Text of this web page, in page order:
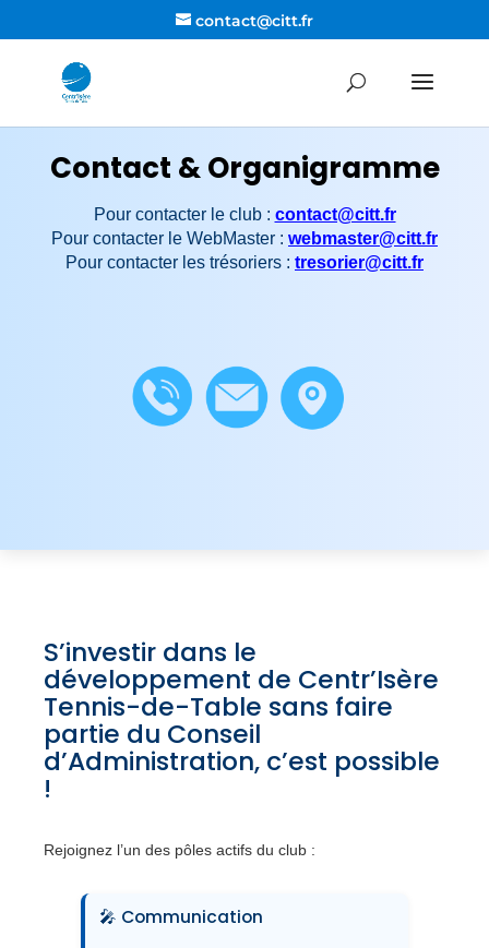
contact@citt.fr
Contact & Organigramme
Pour contacter le club : contact@citt.fr
Pour contacter le WebMaster : webmaster@citt.fr
Pour contacter les trésoriers : tresorier@citt.fr
S’investir dans le
développement de Centr’Isère
Tennis-de-Table sans faire
partie du Conseil
d’Administration, c’est possible
!
Rejoignez l’un des pôles actifs du club :
🎤 Communication